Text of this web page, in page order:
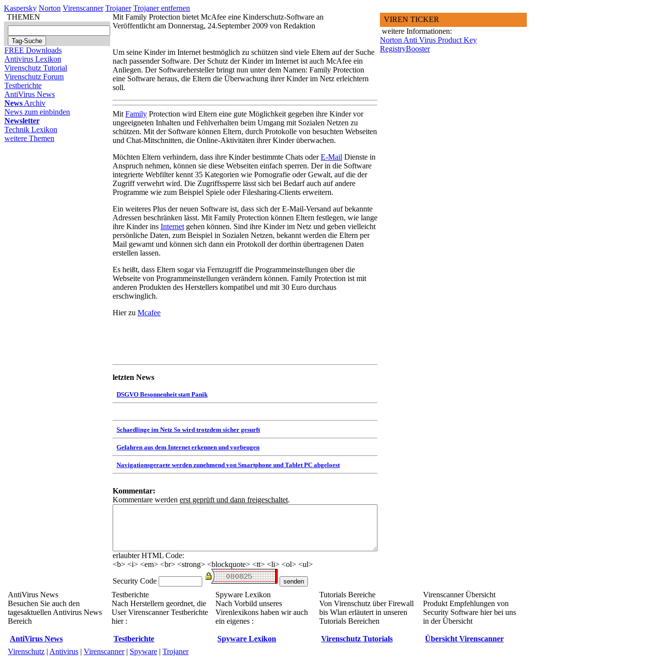
Kaspersky Norton Virenscanner Trojaner Trojaner entfernen
THEMEN
FREE Downloads
Antivirus Lexikon
Virenschutz Tutorial
Virenschutz Forum
Testberichte
AntiVirus News
News Archiv
News zum einbinden
Newsletter
Technik Lexikon
weitere Themen
Mit Family Protection bietet McAfee eine Kinderschutz-Software an
Veröffentlicht am Donnerstag, 24.September 2009 von Redaktion
Um seine Kinder im Internet bestmöglich zu schützen sind viele Eltern auf der Suche
nach passender Software. Der Schutz der Kinder im Internet ist auch McAfee ein
Anliegen. Der Softwarehersteller bringt nun unter dem Namen: Family Protection
eine Software heraus, die Eltern die Überwachung ihrer Kinder im Netz erleichtern
soll.
Mit Family Protection wird Eltern eine gute Möglichkeit gegeben ihre Kinder vor
ungeeigneten Inhalten und Fehlverhalten beim Umgang mit Sozialen Netzen zu
schützen. Mit der Software können Eltern, durch Protokolle von besuchten Webseiten
und Chat-Mitschnitten, die Online-Aktivitäten ihrer Kinder überwachen.
Möchten Eltern verhindern, dass ihre Kinder bestimmte Chats oderE-Mail Dienste in
Anspruch nehmen, können sie diese Webseiten einfach sperren. Der in die Software
integrierte Webfilter kennt 35 Kategorien wie Pornografie oder Gewalt, auf die der
Zugriff verwehrt wird. Die Zugriffssperre lässt sich bei Bedarf auch auf andere
Programme wie zum Beispiel Spiele oder Filesharing-Clients erweitern.
Ein weiteres Plus der neuen Software ist, dass sich der E-Mail-Versand auf bekannte
Adressen beschränken lässt. Mit Family Protection können Eltern festlegen, wie lange
ihre Kinder ins Internet gehen können. Sind ihre Kinder im Netz und geben vielleicht
persönliche Daten, zum Beispiel in Sozialen Netzen, bekannt werden die Eltern per
Mail gewarnt und können sich dann ein Protokoll der dorthin übertragenen Daten
erstellen lassen.
Es heißt, dass Eltern sogar via Fernzugriff die Programmeinstellungen über die
Webseite von Programmeinstellungen verändern können. Family Protection ist mit
anderen Produkten des Herstellers kompatibel und mit 30 Euro durchaus
erschwinglich.
Hier zu Mcafee
letzten News
DSGVO Besonnenheit statt Panik
Schaedlinge im Netz So wird trotzdem sicher gesurft
Gefahren aus dem Internet erkennen und vorbeugen
Navigationsgeraete werden zunehmend von Smartphone und Tablet PC abgeloest
Kommentar:
Kommentare werden erst geprüft und dann freigeschaltet.
erlaubter HTML Code:
<b> <i> <em> <br> <strong> <blockquote> <tt> <li> <ol> <ul>
Security Code
VIREN TICKER
weitere Informationen:
Norton Anti Virus Product Key
RegistryBooster
AntiVirus News
Besuchen Sie auch den
tagesaktuellen Antivirus News
Bereich
AntiVirus News
Testberichte
Nach Herstellern geordnet, die
User Virenscanner Testberichte
hier :
Testberichte
Spyware Lexikon
Nach Vorbild unseres
Virenlexikons haben wir auch
ein eigenes :
Spyware Lexikon
Tutorials Bereiche
Von Virenschutz über Firewall
bis Wlan erläutert in unseren
Tutorials Bereichen
Virenschutz Tutorials
Virenscanner Übersicht
Produkt Empfehlungen von
Security Software hier bei uns
in der Übersicht
Übersicht Virenscanner
Virenschutz | Antivirus | Virenscanner| Spyware | Trojaner